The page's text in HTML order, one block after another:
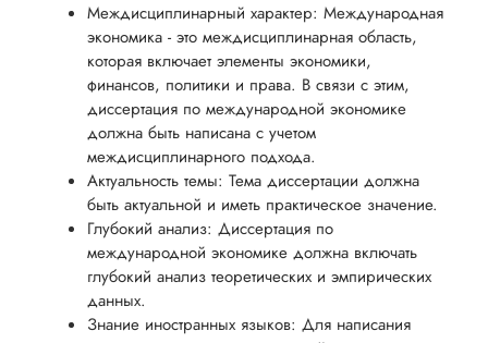
Междисциплинарный характер: Международная
экономика - это междисциплинарная область,
которая включает элементы экономики,
финансов, политики и права. В связи с этим,
диссертация по международной экономике
должна быть написана с учетом
междисциплинарного подхода.
Актуальность темы: Тема диссертации должна
быть актуальной и иметь практическое значение.
Глубокий анализ: Диссертация по
международной экономике должна включать
глубокий анализ теоретических и эмпирических
данных.
Знание иностранных языков: Для написания